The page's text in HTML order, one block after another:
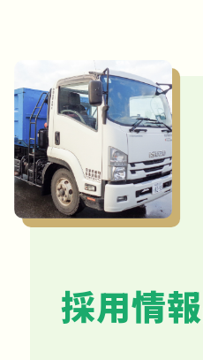
採用情報